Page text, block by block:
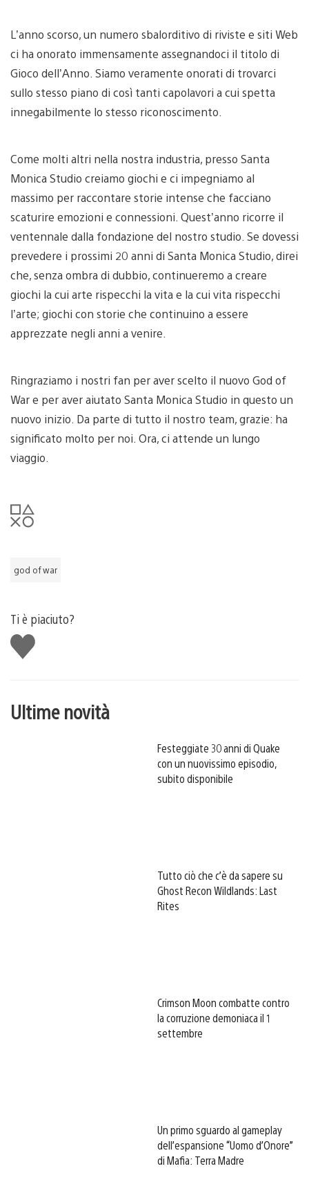
L’anno scorso, un numero sbalorditivo di riviste e siti Web
ci ha onorato immensamente assegnandoci il titolo di
Gioco dell’Anno. Siamo veramente onorati di trovarci
sullo stesso piano di così tanti capolavori a cui spetta
innegabilmente lo stesso riconoscimento.
Come molti altri nella nostra industria, presso Santa
Monica Studio creiamo giochi e ci impegniamo al
massimo per raccontare storie intense che facciano
scaturire emozioni e connessioni. Quest’anno ricorre il
ventennale dalla fondazione del nostro studio. Se dovessi
prevedere i prossimi 20 anni di Santa Monica Studio, direi
che, senza ombra di dubbio, continueremo a creare
giochi la cui arte rispecchi la vita e la cui vita rispecchi
l’arte; giochi con storie che continuino a essere
apprezzate negli anni a venire.
Ringraziamo i nostri fan per aver scelto il nuovo God of
War e per aver aiutato Santa Monica Studio in questo un
nuovo inizio. Da parte di tutto il nostro team, grazie: ha
significato molto per noi. Ora, ci attende un lungo
viaggio.
god of war
Ti è piaciuto?
Mi
piace
Ultime novità
Festeggiate 30 anni di Quake
con un nuovissimo episodio,
subito disponibile
Tutto ciò che c’è da sapere su
Ghost Recon Wildlands: Last
Rites
Crimson Moon combatte contro
la corruzione demoniaca il 1
settembre
Un primo sguardo al gameplay
dell’espansione “Uomo d’Onore”
di Mafia: Terra Madre